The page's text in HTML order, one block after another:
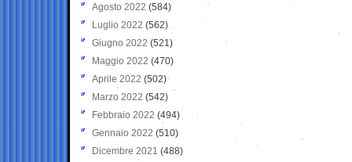
Agosto 2022 (584)
Luglio 2022 (562)
Giugno 2022 (521)
Maggio 2022 (470)
Aprile 2022 (502)
Marzo 2022 (542)
Febbraio 2022 (494)
Gennaio 2022 (510)
Dicembre 2021 (488)